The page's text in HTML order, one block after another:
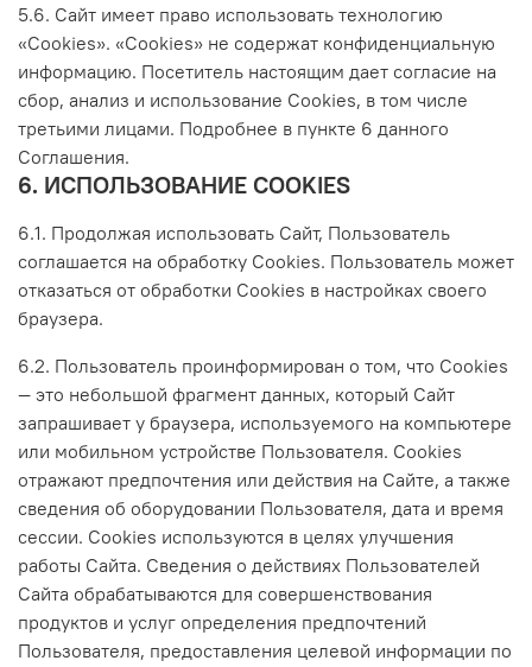
5.6. Сайт имеет право использовать технологию
«Cookies». «Cookies» не содержат конфиденциальную
информацию. Посетитель настоящим дает согласие на
сбор, анализ и использование Сookies, в том числе
третьими лицами. Подробнее в пункте 6 данного
Соглашения.
6. ИСПОЛЬЗОВАНИЕ COOKIES
6.1. Продолжая использовать Сайт, Пользователь
соглашается на обработку Cookies. Пользователь может
отказаться от обработки Cookies в настройках своего
браузера.
6.2. Пользователь проинформирован о том, что Сookies
— это небольшой фрагмент данных, который Сайт
запрашивает у браузера, используемого на компьютере
или мобильном устройстве Пользователя. Cookies
отражают предпочтения или действия на Сайте, а также
сведения об оборудовании Пользователя, дата и время
сессии. Cookies используются в целях улучшения
работы Сайта. Сведения о действиях Пользователей
Сайта обрабатываются для совершенствования
продуктов и услуг определения предпочтений
Пользователя, предоставления целевой информации по